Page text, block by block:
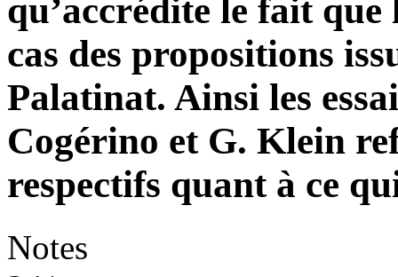
qu’accrédite le fait que
cas des propositions
Palatinat. Ainsi les
Cogérino et G. Klein
respectifs quant à ce
Notes